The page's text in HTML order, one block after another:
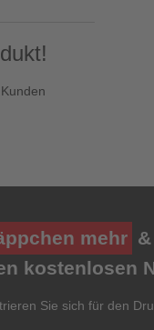
mehr &
kostenlosen
Sie sich für den